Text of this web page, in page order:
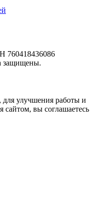
760418436086
защищены.
, для улучшения работы и
сайтом, вы соглашаетесь